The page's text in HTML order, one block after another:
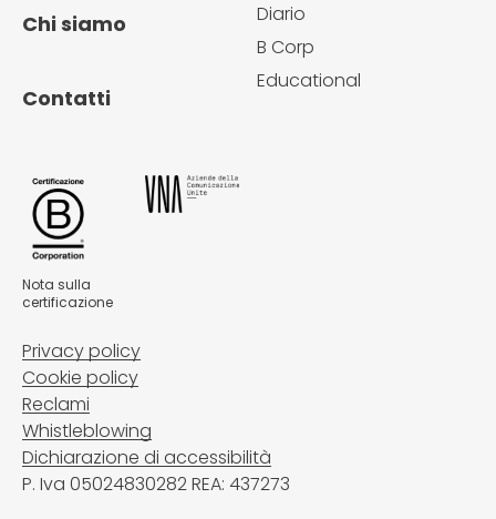
Chi siamo
Contatti
Diario
B Corp
Educational
Nota sulla
certificazione
Privacy policy
Cookie policy
Reclami
Whistleblowing
Dichiarazione di accessibilità
P. Iva 05024830282 REA: 437273